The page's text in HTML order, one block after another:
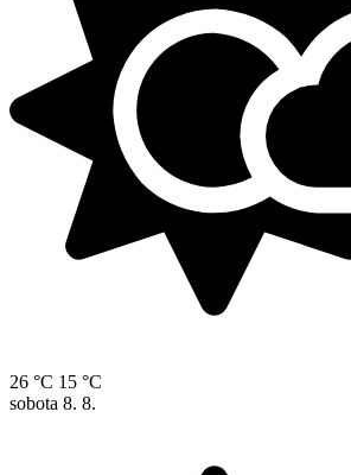
26 °C 15 °C
sobota 8. 8.